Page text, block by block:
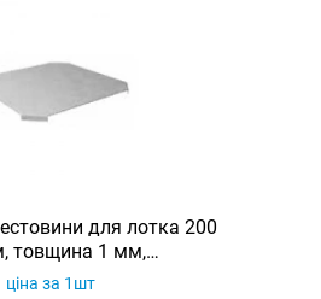
для лотка 200
товщина 1 мм,
Eurotray
ціна за 1шт